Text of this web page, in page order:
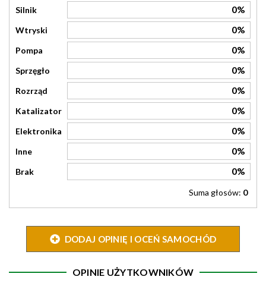
Silnik 0%
Wtryski 0%
Pompa 0%
Sprzęgło 0%
Rozrząd 0%
Katalizator 0%
Elektronika 0%
Inne 0%
Brak 0%
Suma głosów: 0
DODAJ OPINIĘ I OCEŃ SAMOCHÓD
OPINIE UŻYTKOWNIKÓW